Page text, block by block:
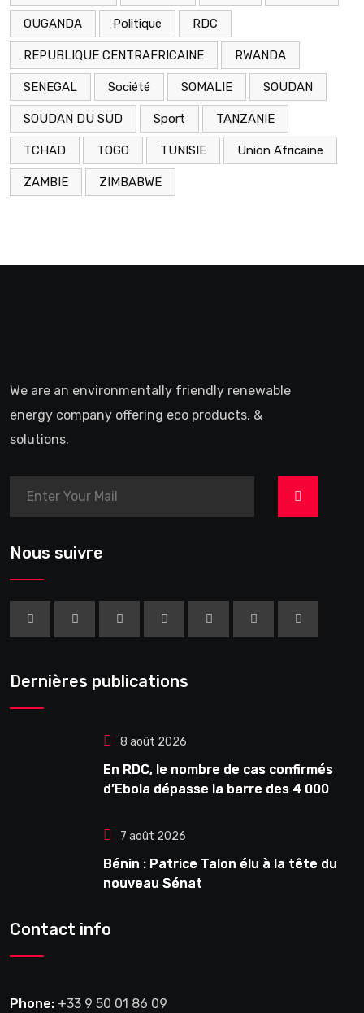
OUGANDA Politique RDC
REPUBLIQUE CENTRAFRICAINE RWANDA
SENEGAL Société SOMALIE SOUDAN
SOUDAN DU SUD Sport TANZANIE
TCHAD TOGO TUNISIE Union Africaine
ZAMBIE ZIMBABWE
We are an environmentally friendly renewable
energy company offering eco products, &
solutions.
>
Nous suivre
Dernières publications
8 août 2026
En RDC, le nombre de cas confirmés
d’Ebola dépasse la barre des 4 000
7 août 2026
Bénin : Patrice Talon élu à la tête du
nouveau Sénat
Contact info
Phone: +33 9 50 01 86 09